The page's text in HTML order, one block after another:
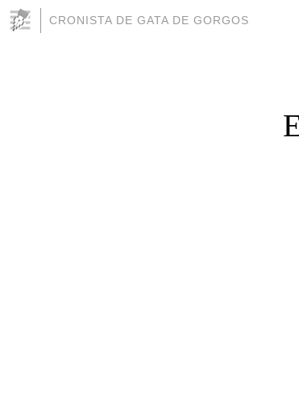
CRONISTA DE GATA DE GORGOS